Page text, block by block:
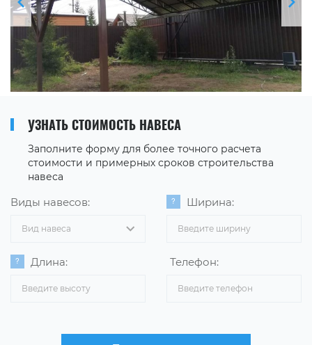
УЗНАТЬ СТОИМОСТЬ НАВЕСА
Заполните форму для более точного расчета
стоимости и примерных сроков строительства
навеса
Виды навесов:
Вид навеса
Ширина:
Длина: Телефон: